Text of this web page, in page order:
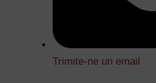
Trimite-ne un email